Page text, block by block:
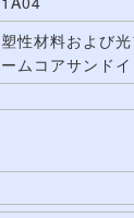
塑性材料および
ームコアサンド